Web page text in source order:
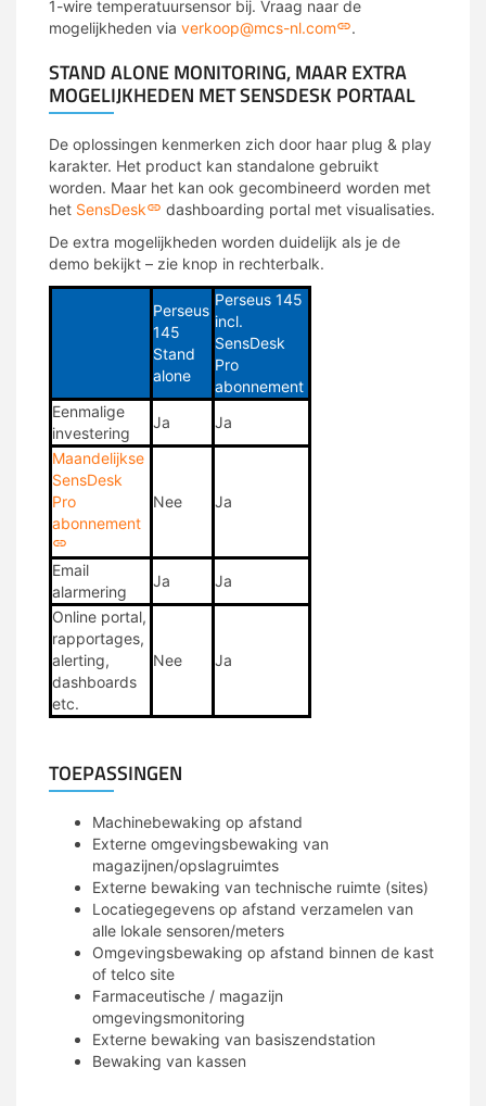
1-wire temperatuursensor bij. Vraag naar de
mogelijkheden via verkoop@mcs-nl.com .
STAND ALONE MONITORING, MAAR EXTRA
MOGELIJKHEDEN MET SENSDESK PORTAAL
De oplossingen kenmerken zich door haar plug & play
karakter. Het product kan standalone gebruikt
worden. Maar het kan ook gecombineerd worden met
het SensDesk
dashboarding portal met visualisaties.
De extra mogelijkheden worden duidelijk als je de
demo bekijkt – zie knop in rechterbalk.
Perseus
145
Stand
alone
Perseus 145
incl.
SensDesk
Pro
abonnement
Eenmalige
investering
Ja
Ja
Maandelijkse
SensDesk
Pro
abonnement
Nee Ja
Email
alarmering
Ja
Ja
Online portal,
rapportages,
alerting,
dashboards
etc.
Nee Ja
TOEPASSINGEN
Machinebewaking op afstand
Externe omgevingsbewaking van
magazijnen/opslagruimtes
Externe bewaking van technische ruimte (sites)
Locatiegegevens op afstand verzamelen van
alle lokale sensoren/meters
Omgevingsbewaking op afstand binnen de kast
of telco site
Farmaceutische / magazijn
omgevingsmonitoring
Externe bewaking van basiszendstation
Bewaking van kassen